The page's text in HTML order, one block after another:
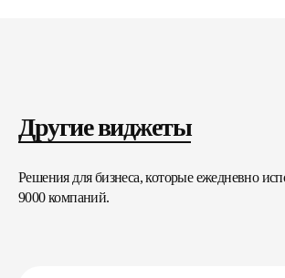
Другие виджеты
Решения для бизнеса, которые ежедневно
9000 компаний.